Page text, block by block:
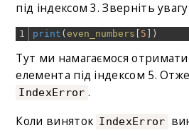
під індексом 3. Зверніть
1 print (even_numbers 5 )
Тут ми намагаємося
елемента під індексом 5.
IndexError .
Коли виняток IndexError